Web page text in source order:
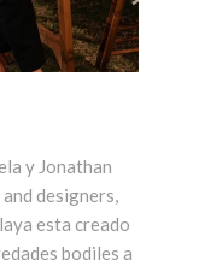
y Jonathan
designers,
esta creado
bodiles a